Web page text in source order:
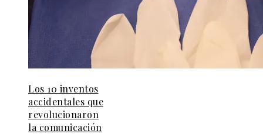
Los 10 inventos
accidentales que
revolucionaron
la comunicación